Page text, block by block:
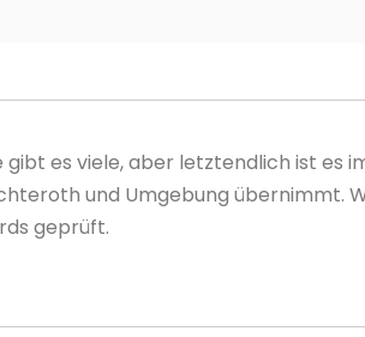
es viele, aber letztendlich ist es
und Umgebung übernimmt.
geprüft.